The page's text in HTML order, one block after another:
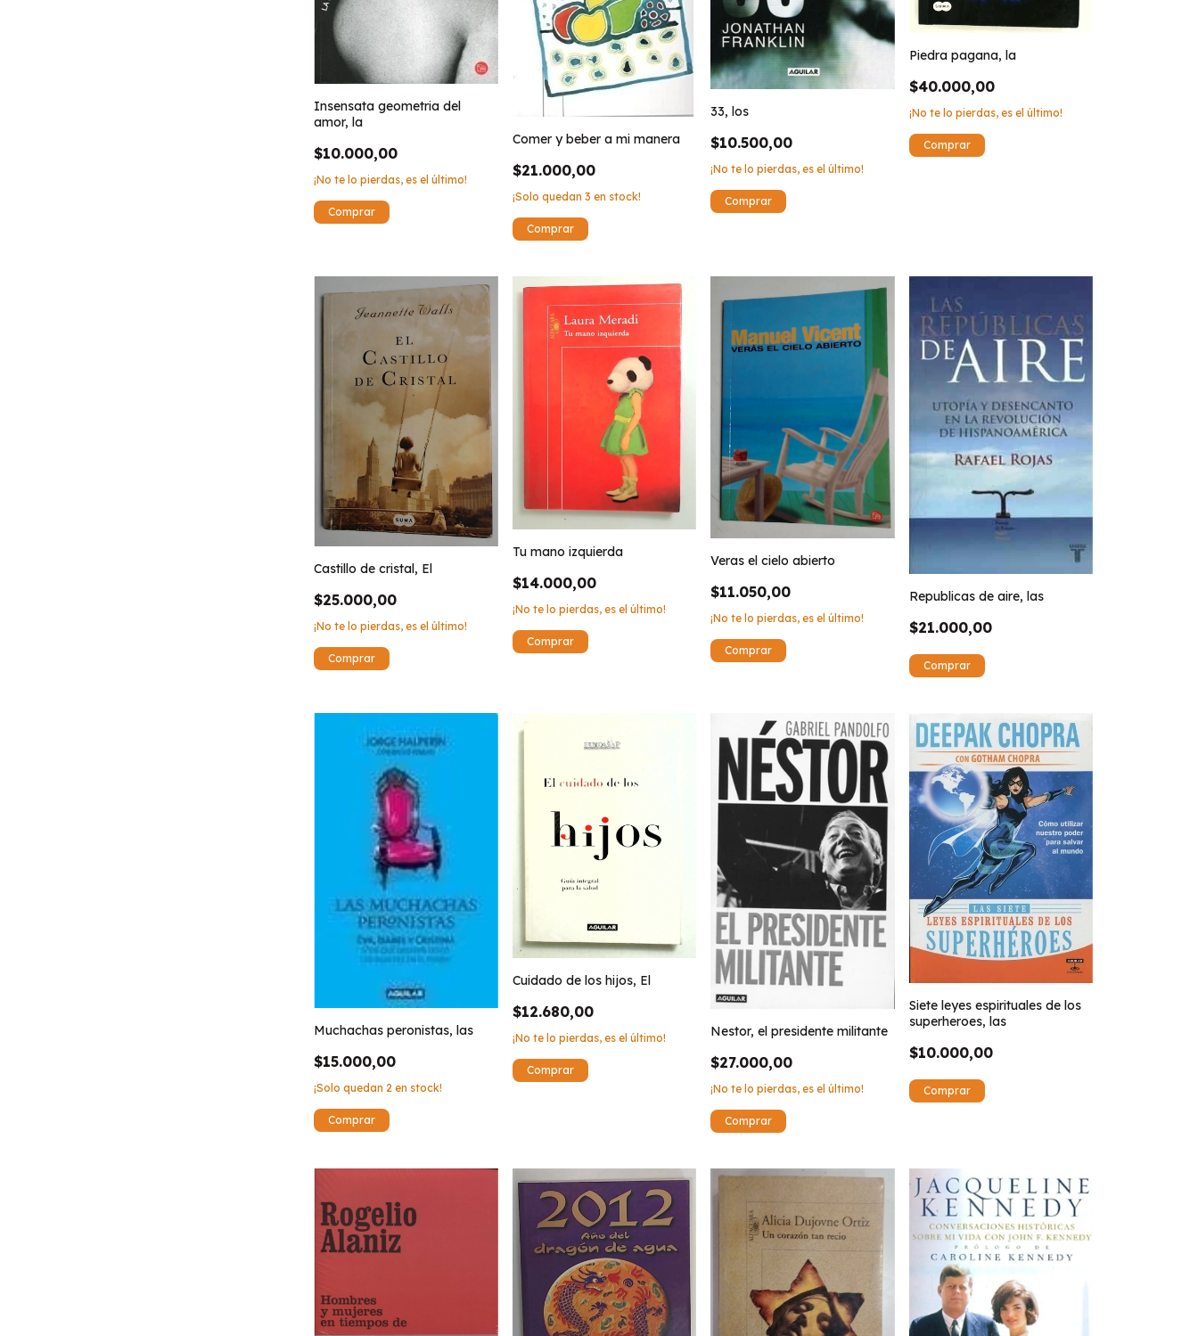
Insensata geometria del
amor, la
$10.000,00
¡No te lo pierdas, es el último!
Comer y beber a mi manera
$21.000,00
¡Solo quedan 3 en stock!
33, los
$10.500,00
¡No te lo pierdas, es el último!
Piedra pagana, la
$40.000,00
¡No te lo pierdas, es el último!
Castillo de cristal, El
$25.000,00
¡No te lo pierdas, es el último!
Tu mano izquierda
$14.000,00
¡No te lo pierdas, es el último!
Veras el cielo abierto
$11.050,00
¡No te lo pierdas, es el último!
Republicas de aire, las
$21.000,00
Muchachas peronistas, las
$15.000,00
¡Solo quedan 2 en stock!
Cuidado de los hijos, El
$12.680,00
¡No te lo pierdas, es el último! Nestor, el presidente militante
$27.000,00
¡No te lo pierdas, es el último!
Siete leyes espirituales de los
superheroes, las
$10.000,00